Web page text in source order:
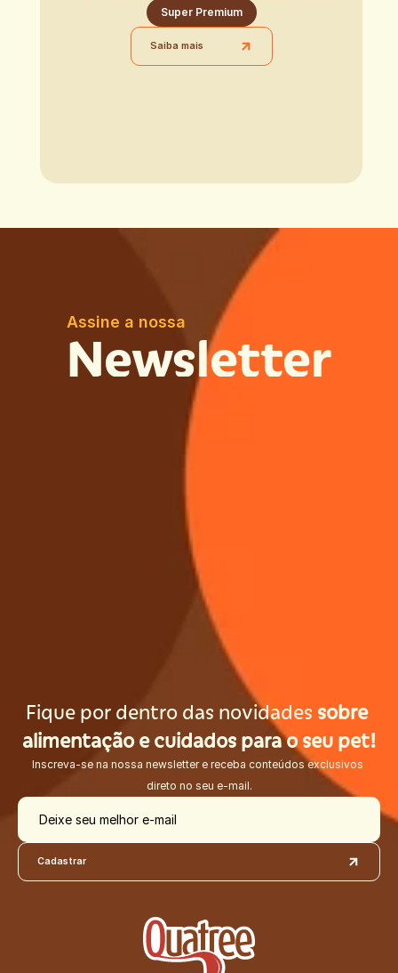
Super Premium
Saiba mais
Assine a nossa
Newsletter
Fique por dentro das novidades sobre
alimentação e cuidados para o seu pet!
Inscreva-se na nossa newsletter e receba conteúdos exclusivos
direto no seu e-mail.
Deixe seu melhor e-mail
Cadastrar